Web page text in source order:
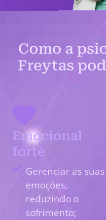
Como a
Freytas
Emocional
forte
Gerenciar as suas
emoções,
reduzindo o
sofrimento;